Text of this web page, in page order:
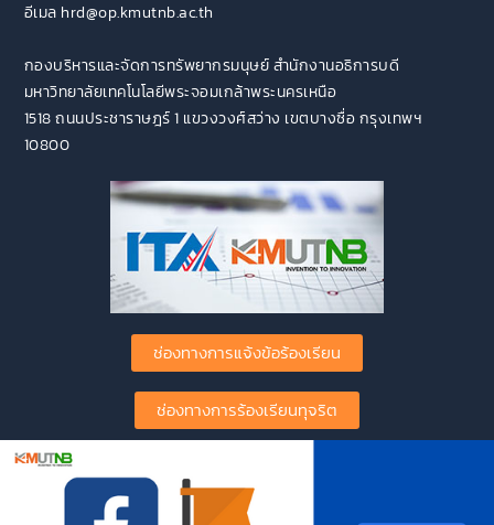
อีเมล hrd@op.kmutnb.ac.th
กองบริหารและจัดการทรัพยากรมนุษย์ สำนักงานอธิการบดี
มหาวิทยาลัยเทคโนโลยีพระจอมเกล้าพระนครเหนือ
1518 ถนนประชาราษฎร์ 1 แขวงวงศ์สว่าง เขตบางซื่อ กรุงเทพฯ
10800
ช่องทางการแจ้งข้อร้องเรียน
ช่องทางการร้องเรียนทุจริต